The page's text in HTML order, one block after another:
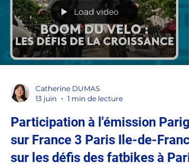
la Commission des Affaires étrangères, de la
défense et des forces armées du Sénat, je
suis rendue ce mercredi 17 juin au salon
Eurosatory 2026, aux côtés de Gérard
Larcher, Président du Sénat, et les membres
Catherine DUMAS
13 juin
1 min de lecture